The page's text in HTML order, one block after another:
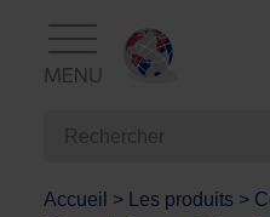
MENU
Accueil > Les produits >